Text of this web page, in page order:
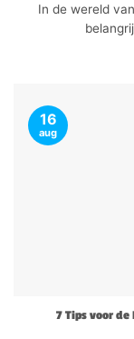
In de wereld
7 Tips voor de
16
aug